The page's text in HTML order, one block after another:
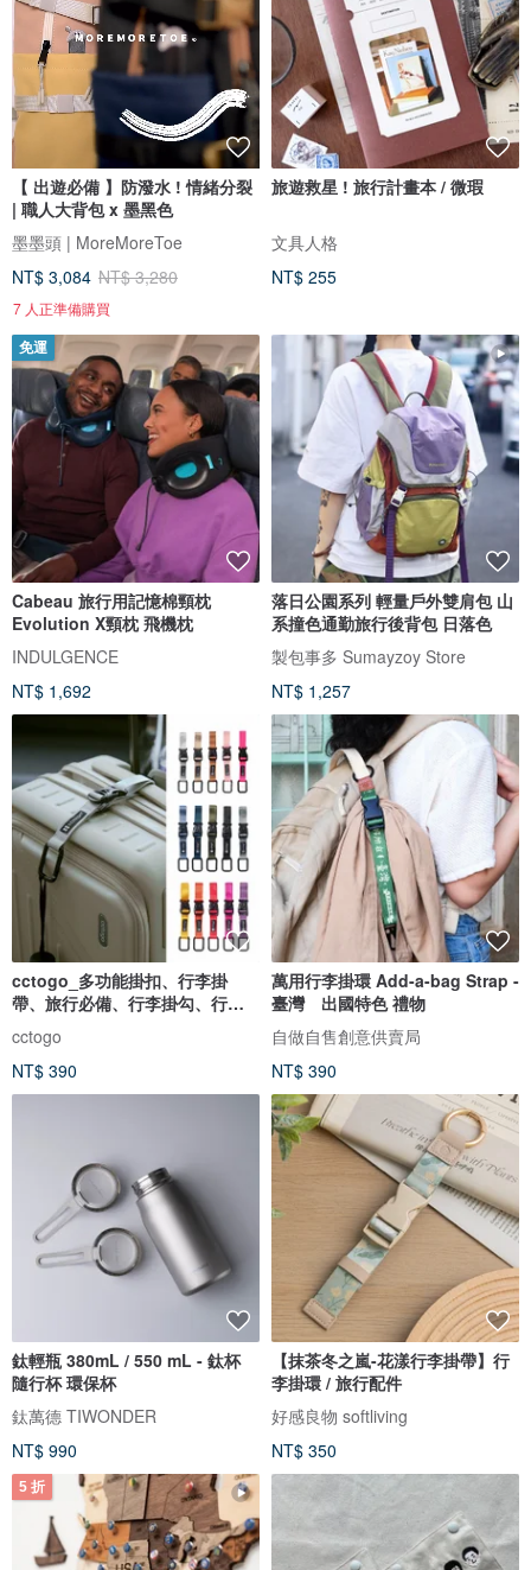
【 出遊必備 】防潑水 ! 情緒分裂
| 職人大背包 x 墨黑色
墨墨頭 | MoreMoreToe
NT$ 3,084 NT$ 3,280
7 人正準備購買
旅遊救星 ! 旅行計畫本 / 微瑕
文具人格
NT$ 255
免運
Cabeau 旅行用記憶棉頸枕
Evolution X頸枕 飛機枕
INDULGENCE
NT$ 1,692
落日公園系列 輕量戶外雙肩包 山
系撞色通勤旅行後背包 日落色
製包事多 Sumayzoy Store
NT$ 1,257
cctogo_多功能掛扣、行李掛
帶、旅行必備、行李掛勾、行李
固定
cctogo
NT$ 390
萬用行李掛環 Add-a-bag Strap -
臺灣 出國特色 禮物
自做自售創意供賣局
NT$ 390
鈦輕瓶 380mL / 550 mL - 鈦杯
隨行杯 環保杯
鈦萬德 TIWONDER
NT$ 990
【抹茶冬之嵐-花漾行李掛帶】行
李掛環 / 旅行配件
好感良物 softliving
NT$ 350
5 折